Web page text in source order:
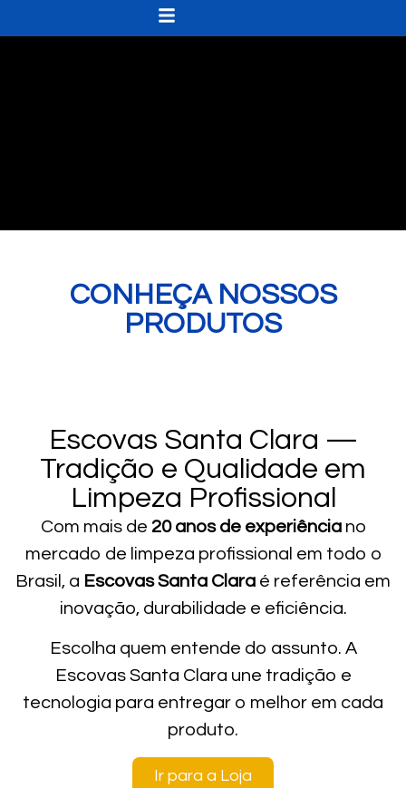
CONHEÇA NOSSOS
PRODUTOS
Escovas Santa Clara —
Tradição e Qualidade em
Limpeza Profissional
Com mais de 20 anos de experiênciano
mercado de limpeza profissional em todo o
Brasil, a Escovas Santa Clara é referência em
inovação, durabilidade e eficiência.
Escolha quem entende do assunto. A
Escovas Santa Clara une tradição e
tecnologia para entregar o melhor em cada
produto.
Ir para a Loja